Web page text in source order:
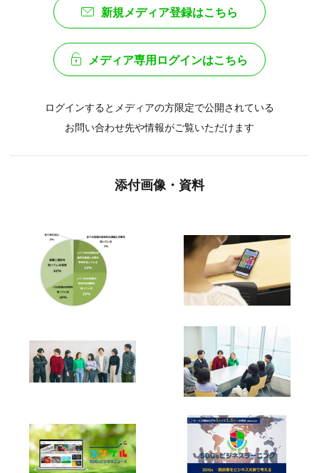
新規メディア登録はこちら
メディア専用ログインはこちら
ログインするとメディアの方限定で公開されている
お問い合わせ先や情報がご覧いただけます
添付画像・資料